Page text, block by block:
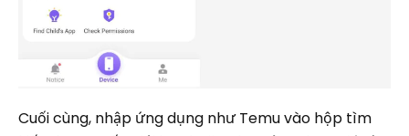
Cuối cùng, nhập ứng dụng như Temu vào hộp tìm